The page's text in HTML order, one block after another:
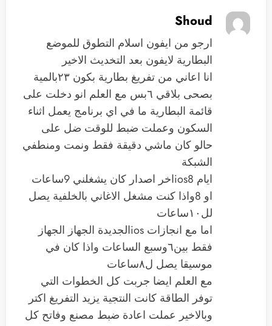
Shoud
ارجو من ايفون اسلام التطوق للموضع
البطارية لايفون بعد التخديث الاخير
انا اعاني من تفريغ بطارية بكون ٢٣بالمية
بصحى بلاقي ٦بس مع العلم انو دخلت على
قائمة البطارية ما في اي برنامج يعمل اثناء
السكون وعملت ضبط للوقت ضل على
حالو كان ماشي دقيقة فقط ونمت ومنطفي
الشبكة
ايام ios8اخر اصدار كان يشغلني 9ساعات
او 8واذا كنت مشغل الاغاني بالخلفية يصل
لل١٠ساعات
اما مع انجازات iosالجديدة الجهاز الجهاز
فقط بين٦وسبع الساعات واذا كان في
موسيقا يصل ل٨ساعات
مع العلم ايضا جربت كل الخطوات التي
توفر الطاقة كانت النتجية يزيد التفريغ اكتر
وبالاخير عملت اعادة ضبط مصنع وفاتح كل